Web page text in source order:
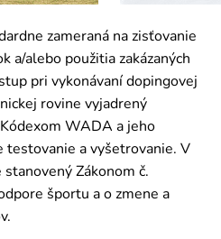
zameraná na zisťovanie
a/alebo použitia zakázaných
pri vykonávaní dopingovej
rovine vyjadrený
WADA a jeho
testovanie a vyšetrovanie. V
Zákonom č.
športu a o zmene a